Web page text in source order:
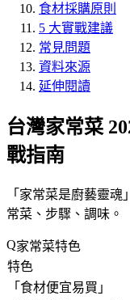
食材採購原則
5 大實戰建議
常見問題
資料來源
延伸閱讀
台灣家常菜
戰指南
「 家常菜是廚藝靈魂
常菜、步驟、調味。
家常菜特色
特色
「 食材便宜易買 」